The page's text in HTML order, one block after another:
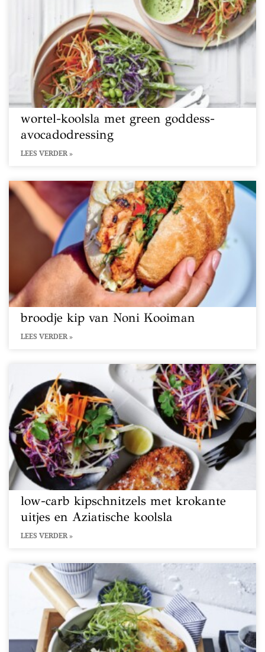
wortel-koolsla met green goddess-
avocadodressing
LEES VERDER »
broodje kip van Noni Kooiman
LEES VERDER »
low-carb kipschnitzels met krokante
uitjes en Aziatische koolsla
LEES VERDER »